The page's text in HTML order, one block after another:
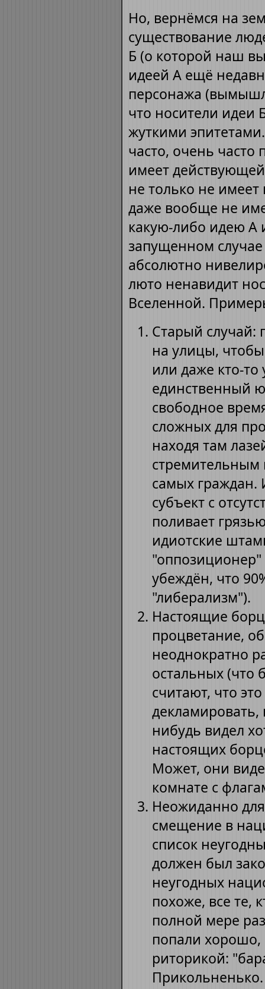
Но, вернёмся на
существование
Б (о которой наш
идеей А ещё
персонажа
что носители идеи
жуткими
часто, очень часто
имеет
не только не
даже вообще не
какую-либо идею А
запущенном
абсолютно
люто ненавидит
Вселенной.
Старый случай:
на улицы,
или даже кто-
единственный
свободное
сложных для
находя там
стремительным
самых граждан.
субъект с
поливает
идиотские
"оппозиционер"
убеждён, что
"либерализм").
Настоящие
процветание,
неоднократно
остальных (что
считают, что
декламировать,
нибудь видел
настоящих
Может, они
комнате с
Неожиданно
смещение в
список
должен был
неугодных
похоже, все те,
полной мере
попали хорошо,
риторикой: